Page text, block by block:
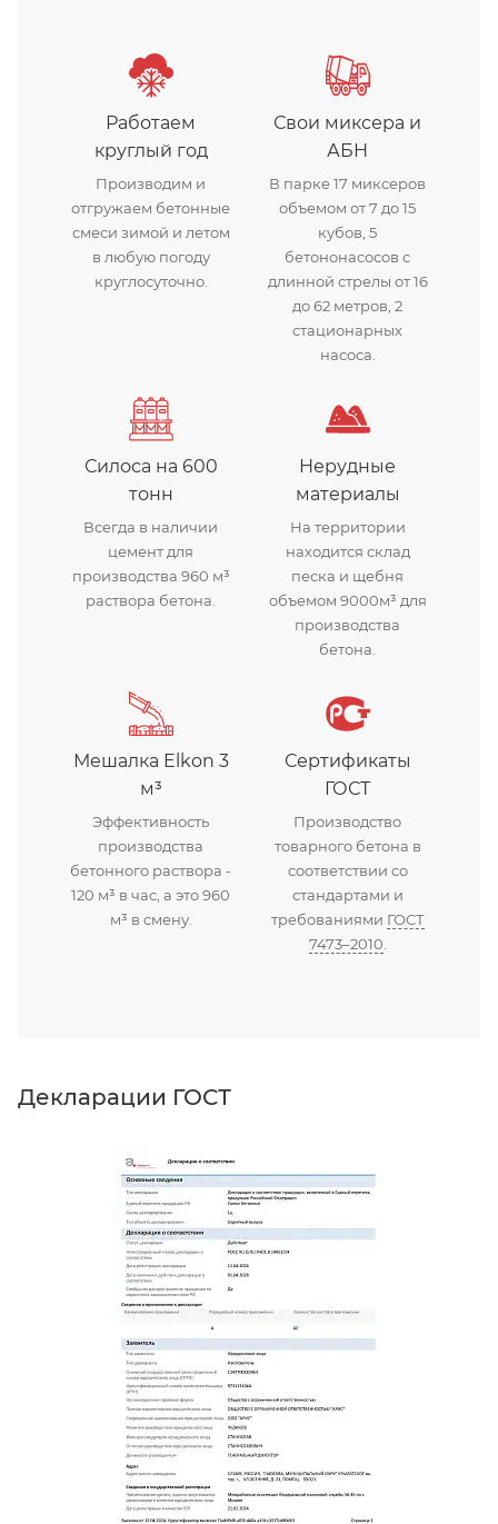
Работаем
круглый год
Производим и
отгружаем бетонные
смеси зимой и летом
в любую погоду
круглосуточно.
Свои миксера и
АБН
В парке 17 миксеров
объемом от 7 до 15
кубов, 5
бетононасосов с
длинной стрелы от 16
до 62 метров, 2
стационарных
насоса.
Силоса на 600
тонн
Всегда в наличии
цемент для
производства 960 м³
раствора бетона.
Нерудные
материалы
На территории
находится склад
песка и щебня
объемом 9000м³ для
производства
бетона.
Мешалка Elkon 3
м³
Эффективность
производства
бетонного раствора -
120 м³ в час, а это 960
м³ в смену.
Сертификаты
ГОСТ
Производство
товарного бетона в
соответствии со
стандартами и
требованиями ГОСТ
7473–2010
Декларации ГОСТ